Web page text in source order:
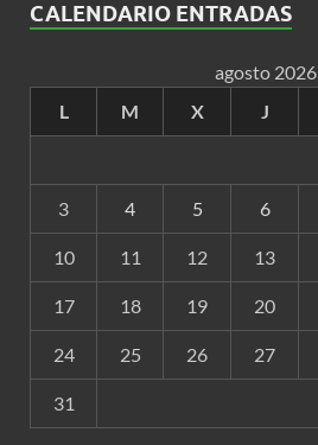
CALENDARIO ENTRADAS
agosto 2026
L
M X J
3 4 5 6
10 11 12 13
17 18 19 20
24 25 26 27
31